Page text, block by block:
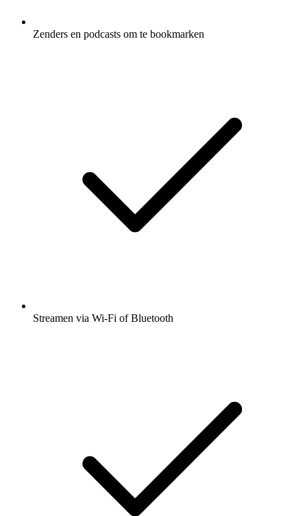
Zenders en podcasts om te bookmarken
Streamen via Wi-Fi of Bluetooth